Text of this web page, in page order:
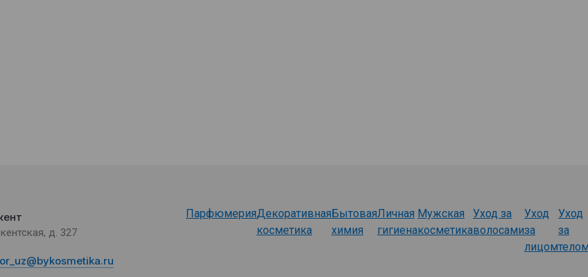
д. 327
ПарфюмерияДекоративная
косметика
Бытовая
химия
Личная
гигиена
Мужская
косметика
Уход за
волосами
Уход
за
лицом
Уход
за